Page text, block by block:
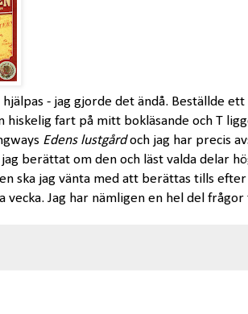
- jag gjorde det ändå. Beställde ett
hiskelig fart på mitt bokläsande och T
Edens lustgårdoch jag har precis
berättat om den och läst valda delar
ska jag vänta med att berättas tills
vecka. Jag har nämligen en hel del